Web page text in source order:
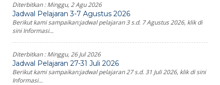
Diterbitkan :Minggu, 2 Agu 2026
Jadwal Pelajaran 3-7 Agustus 2026
Berikut kami sampaikan:jadwal pelajaran 3 s.d. 7 Agustus 2026, klik di
sini Informasi...
Diterbitkan :Minggu, 26 Jul 2026
Jadwal Pelajaran 27-31 Juli 2026
Berikut kami sampaikan:jadwal pelajaran 27 s.d. 31 Juli 2026, klik di sini
Informasi...